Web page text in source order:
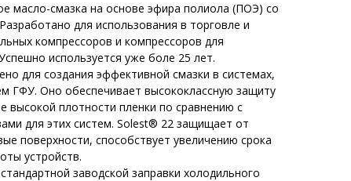
масло-смазка на основе эфира полиола (ПОЭ) со
для использования в торговле и
компрессоров и компрессоров для
используется уже боле 25 лет.
для создания эффективной смазки в системах,
ГФУ. Оно обеспечивает высококлассную защиту
высокой плотности пленки по сравнению с
для этих систем. Solest® 22 защищает от
поверхности, способствует увеличению срока
устройств.
заводской заправки холодильного